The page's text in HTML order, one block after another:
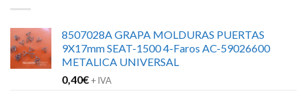
8507028A GRAPA MOLDURAS PUERTAS
9X17mm SEAT-1500 4-Faros AC-59026600
METALICA UNIVERSAL
0,40€+ IVA